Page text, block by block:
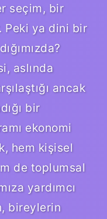
seçim, bir
Peki ya dini bir
aslında
ancak
bir
ekonomi
hem kişisel
de toplumsal
yardımcı
bireylerin